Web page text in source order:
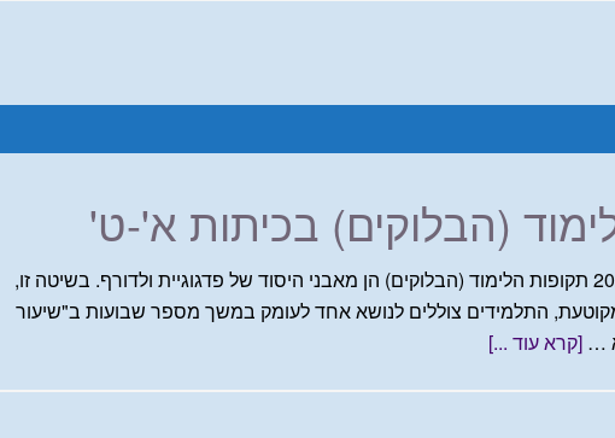
(הבלוקים) בכיתות א'-ט'
מאת ירון זנבל, מרץ 2026 תקופות הלימוד (הבלוקים) הן מאבני היסוד של פדגוגיית ולדורף. בשיטה זו,
התלמידים צוללים לנושא אחד לעומק במשך מספר שבועות ב"שיעור
… [קרא עוד ...]